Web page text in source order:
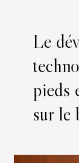
Le
pieds
sur le